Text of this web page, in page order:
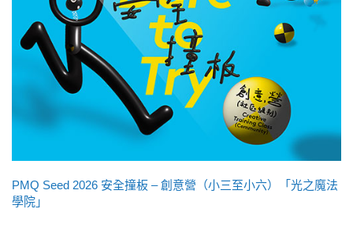
PMQ Seed 2026 安全撞板 – 創意營（小三至小六）「光之魔法
學院」